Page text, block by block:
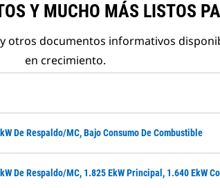
Y MUCHO MÁS LISTOS
otros documentos informativos
en crecimiento.
De Respaldo/MC, Bajo Consumo De Combustible
De Respaldo/MC, 1.825 EkW Principal, 1.640 EkW